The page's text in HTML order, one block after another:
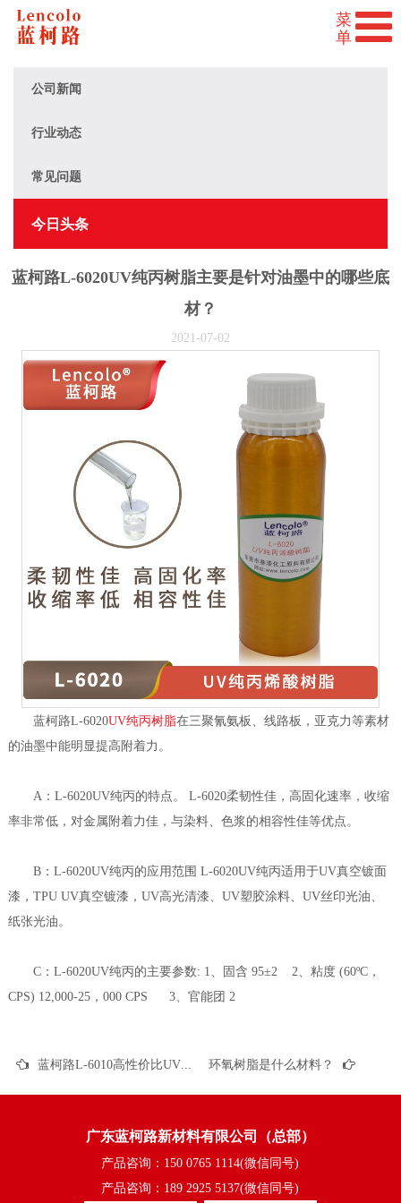
公司新闻
行业动态
常见问题
今日头条
蓝柯路L-6020UV纯丙树脂主要是针对油墨中的哪些底
材？
2021-07-02
蓝柯路L-6020UV纯丙树脂在三聚氰氨板、线路板，亚克力等素材
的油墨中能明显提高附着力。
A：L-6020UV纯丙的特点。 L-6020柔韧性佳，高固化速率，收缩
率非常低，对金属附着力佳，与染料、色浆的相容性佳等优点。
B：L-6020UV纯丙的应用范围 L-6020UV纯丙适用于UV真空镀面
漆，TPU UV真空镀漆，UV高光清漆、UV塑胶涂料、UV丝印光油、
纸张光油。
C：L-6020UV纯丙的主要参数: 1、固含 95±2 2、粘度 (60ºC，
CPS) 12,000-25，000 CPS 3、官能团 2
环氧树脂是什么材料？
广东蓝柯路新材料有限公司（总部）
产品咨询：150 0765 1114(微信同号)
产品咨询：189 2925 5137(微信同号)